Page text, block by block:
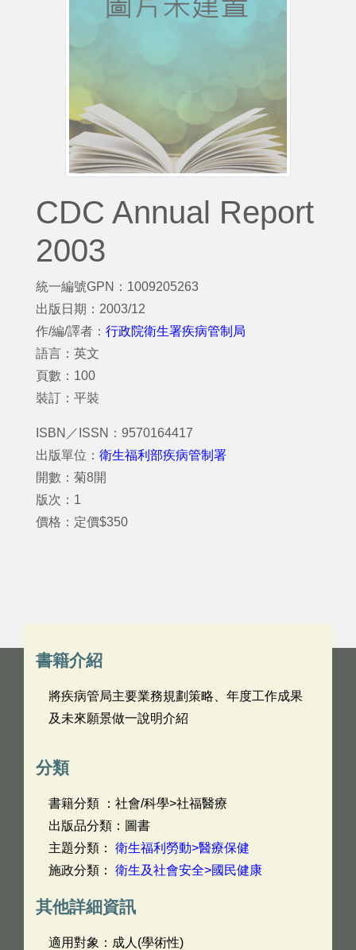
CDC Annual Report
2003
統一編號GPN：1009205263
出版日期：2003/12
作/編/譯者： 行政院衛生署疾病管制局
語言：英文
頁數：100
裝訂：平裝
ISBN／ISSN：9570164417
出版單位： 衛生福利部疾病管制署
開數：菊8開
版次：1
價格：定價$350
書籍介紹
將疾病管局主要業務規劃策略、年度工作成果
及未來願景做一說明介紹
分類
書籍分類 ：社會/科學>社福醫療
出版品分類：圖書
主題分類： 衛生福利勞動>醫療保健
施政分類： 衛生及社會安全>國民健康
其他詳細資訊
適用對象：成人(學術性)